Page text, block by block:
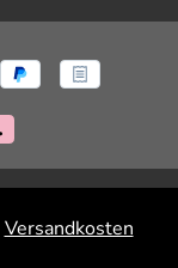
Versandkosten